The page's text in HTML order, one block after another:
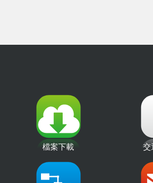
檔案下載 交